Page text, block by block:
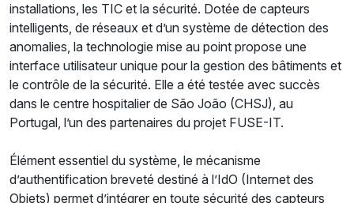
installations, les TIC et la sécurité. Dotée de capteurs
intelligents, de réseaux et d’un système de détection des
anomalies, la technologie mise au point propose une
interface utilisateur unique pour la gestion des bâtiments et
le contrôle de la sécurité. Elle a été testée avec succès
dans le centre hospitalier de São João (CHSJ), au
Portugal, l’un des partenaires du projet FUSE-IT.
Élément essentiel du système, le mécanisme
d’authentification breveté destiné à l’IdO (Internet des
Objets) permet d’intégrer en toute sécurité des capteurs